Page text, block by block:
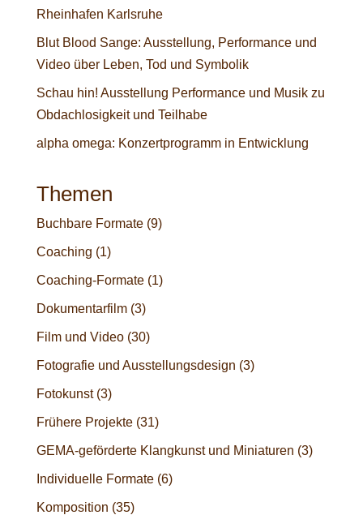
Rheinhafen Karlsruhe
Blut Blood Sange: Ausstellung, Performance und
Video über Leben, Tod und Symbolik
Schau hin! Ausstellung Performance und Musik zu
Obdachlosigkeit und Teilhabe
alpha omega: Konzertprogramm in Entwicklung
Themen
Buchbare Formate(9)
Coaching (1)
Coaching-Formate(1)
Dokumentarfilm(3)
Film und Video(30)
Fotografie und Ausstellungsdesign (3)
Fotokunst(3)
Frühere Projekte(31)
GEMA-geförderte Klangkunst und Miniaturen (3)
Individuelle Formate(6)
Komposition (35)